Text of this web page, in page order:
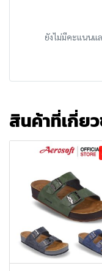
ยังไม่มีคะแนนแ
สินค้าที่เกี่ย